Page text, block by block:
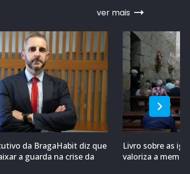
ver mais
da BragaHabit diz que
a guarda na crise da
Livro sobre as
valoriza a